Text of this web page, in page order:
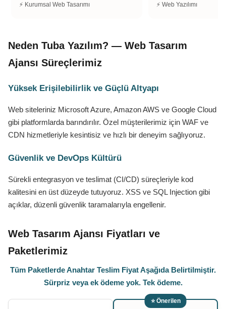
⚡ Kurumsal Web Tasarımı ⚡ Web Yazılımı
Neden Tuba Yazılım? — Web Tasarım
Ajansı Süreçlerimiz
Yüksek Erişilebilirlik ve Güçlü Altyapı
Web siteleriniz Microsoft Azure, Amazon AWS ve Google Cloud
gibi platformlarda barındırılır. Özel müşterilerimiz için WAF ve
CDN hizmetleriyle kesintisiz ve hızlı bir deneyim sağlıyoruz.
Güvenlik ve DevOps Kültürü
Sürekli entegrasyon ve teslimat (CI/CD) süreçleriyle kod
kalitesini en üst düzeyde tutuyoruz. XSS ve SQL Injection gibi
açıklar, düzenli güvenlik taramalarıyla engellenir.
Web Tasarım Ajansı Fiyatları ve
Paketlerimiz
Tüm Paketlerde Anahtar Teslim Fiyat Aşağıda Belirtilmiştir.
Sürpriz veya ek ödeme yok. Tek ödeme.
⭐ Önerilen